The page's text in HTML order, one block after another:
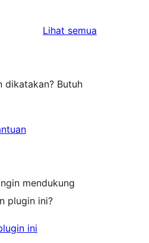
Lihat semua
dikatakan? Butuh
mendukung
plugin ini?
ini